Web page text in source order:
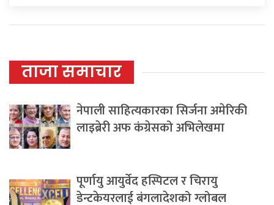
ताजा समाचार
नेपाली साहित्यकारका सिर्जना अमेरिकी
लाइब्रेरी अफ कंग्रेसको अभिलेखमा
पूर्णायु आयुर्वेद हस्पिटल र चिरायु
डेन्टकेयरलाई बंगलादेशको ग्लोबल